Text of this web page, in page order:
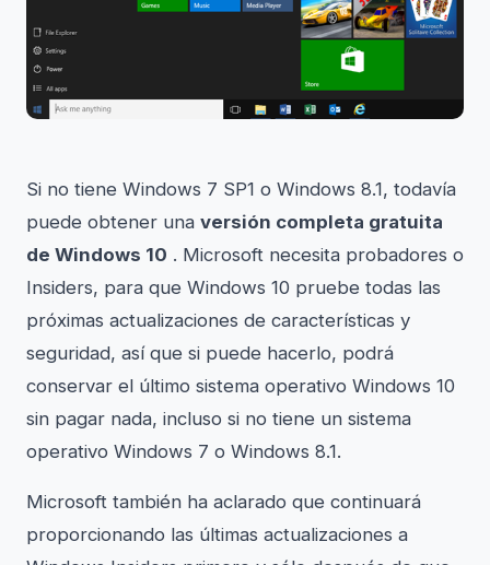
Si no tiene Windows 7 SP1 o Windows 8.1, todavía
puede obtener una versión completa gratuita
de Windows 10 . Microsoft necesita probadores o
Insiders, para que Windows 10 pruebe todas las
próximas actualizaciones de características y
seguridad, así que si puede hacerlo, podrá
conservar el último sistema operativo Windows 10
sin pagar nada, incluso si no tiene un sistema
operativo Windows 7 o Windows 8.1.
Microsoft también ha aclarado que continuará
proporcionando las últimas actualizaciones a